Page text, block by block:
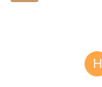
H